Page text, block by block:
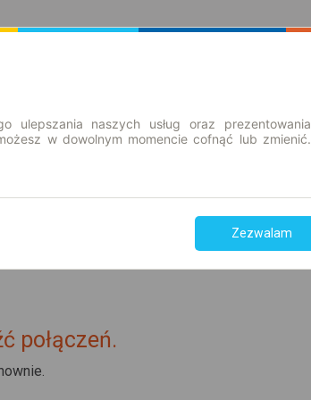
połączeń.
naszych usług oraz prezentowania
w dowolnym momencie cofnąć lub zmienić.
Zezwalam